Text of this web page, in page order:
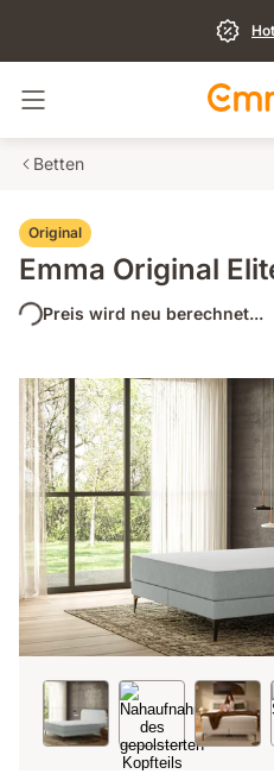
Navigation umschalten
Betten
Original
Emma Original
Preis wird neu berechnet...